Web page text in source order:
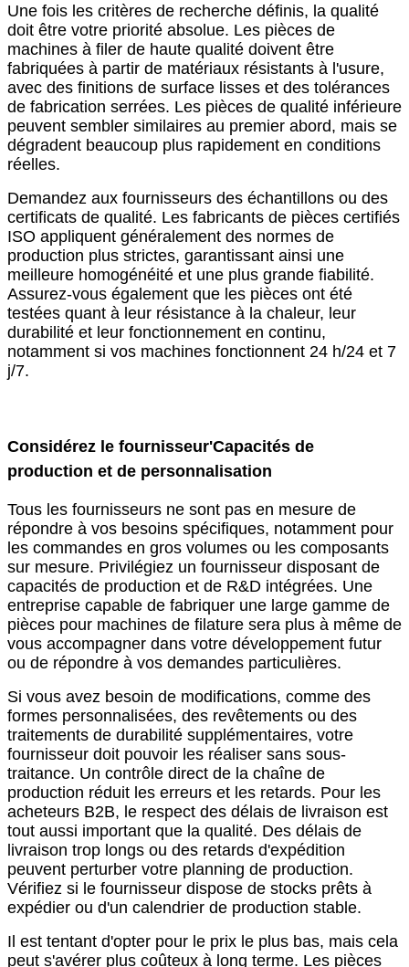
Une fois les critères de recherche définis, la qualité
doit être votre priorité absolue. Les pièces de
machines à filer de haute qualité doivent être
fabriquées à partir de matériaux résistants à l'usure,
avec des finitions de surface lisses et des tolérances
de fabrication serrées. Les pièces de qualité inférieure
peuvent sembler similaires au premier abord, mais se
dégradent beaucoup plus rapidement en conditions
réelles.
Demandez aux fournisseurs des échantillons ou des
certificats de qualité. Les fabricants de pièces certifiés
ISO appliquent généralement des normes de
production plus strictes, garantissant ainsi une
meilleure homogénéité et une plus grande fiabilité.
Assurez-vous également que les pièces ont été
testées quant à leur résistance à la chaleur, leur
durabilité et leur fonctionnement en continu,
notamment si vos machines fonctionnent 24 h/24 et 7
j/7.
Considérez le fournisseur'Capacités de
production et de personnalisation
Tous les fournisseurs ne sont pas en mesure de
répondre à vos besoins spécifiques, notamment pour
les commandes en gros volumes ou les composants
sur mesure. Privilégiez un fournisseur disposant de
capacités de production et de R&D intégrées. Une
entreprise capable de fabriquer une large gamme de
pièces pour machines de filature sera plus à même de
vous accompagner dans votre développement futur
ou de répondre à vos demandes particulières.
Si vous avez besoin de modifications, comme des
formes personnalisées, des revêtements ou des
traitements de durabilité supplémentaires, votre
fournisseur doit pouvoir les réaliser sans sous-
traitance. Un contrôle direct de la chaîne de
production réduit les erreurs et les retards. Pour les
acheteurs B2B, le respect des délais de livraison est
tout aussi important que la qualité. Des délais de
livraison trop longs ou des retards d'expédition
peuvent perturber votre planning de production.
Vérifiez si le fournisseur dispose de stocks prêts à
expédier ou d'un calendrier de production stable.
Il est tentant d'opter pour le prix le plus bas, mais cela
peut s'avérer plus coûteux à long terme. Les pièces